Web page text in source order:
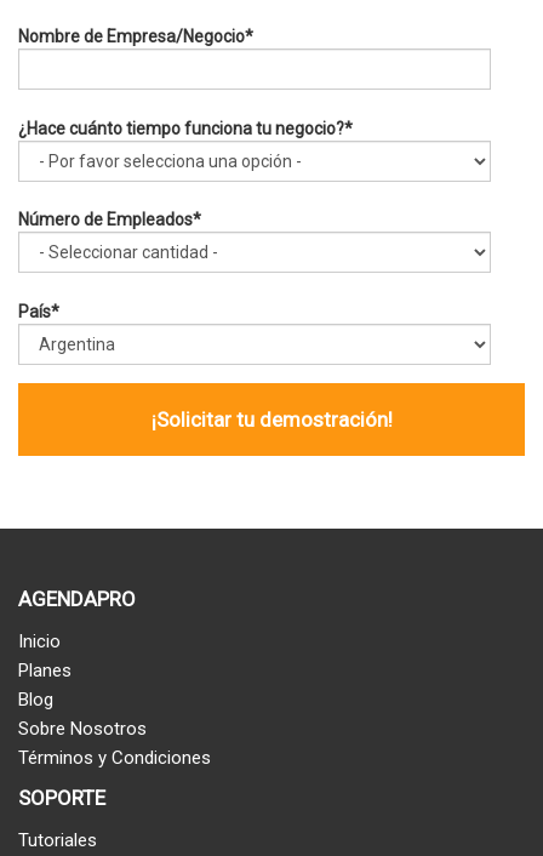
Nombre de Empresa/Negocio*
¿Hace cuánto tiempo funciona tu negocio?*
Número de Empleados*
País*
AGENDAPRO
Inicio
Planes
Blog
Sobre Nosotros
Términos y Condiciones
SOPORTE
Tutoriales